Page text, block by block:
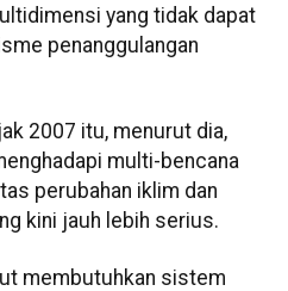
yang tidak dapat
penanggulangan
2007 itu, menurut dia,
multi-bencana
perubahan iklim dan
kini jauh lebih serius.
membutuhkan sistem